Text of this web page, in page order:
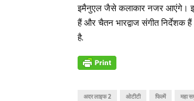
इमैनुएल जैसे कलाकार नजर आएंगे।
हैं और चैतन भारद्वाज संगीत निर्देशक
है.
अदर लाइफ 2 ओटीटी फिल्में महा